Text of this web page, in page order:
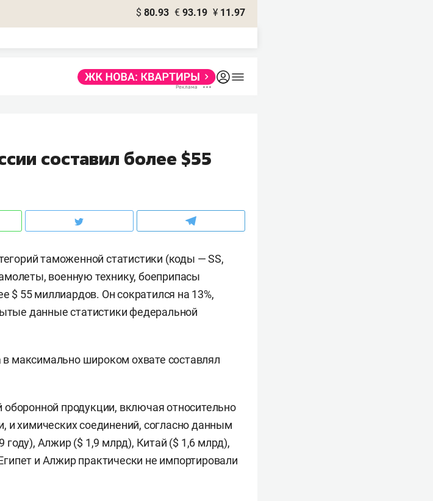
$ 80.93 € 93.19 ¥ 11.97
составил более $55
таможенной статистики (коды — SS,
военную технику, боеприпасы
$ 55 миллиардов. Он сократился на 13%,
данные статистики федеральной
в максимально широком охвате составлял
продукции, включая относительно
химических соединений, согласно данным
Алжир ($ 1,9 млрд), Китай ($ 1,6 млрд),
и Алжир практически не импортировали